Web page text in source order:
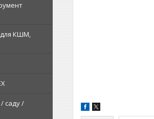
для КШМ,
саду /